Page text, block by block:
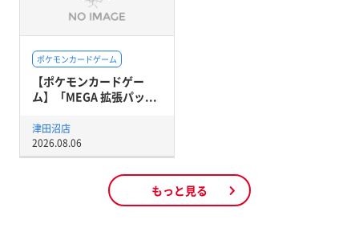
ポケモンカードゲーム
【ポケモンカードゲー
ム】「MEGA 拡張パッ...
津田沼店
2026.08.06
もっと見る